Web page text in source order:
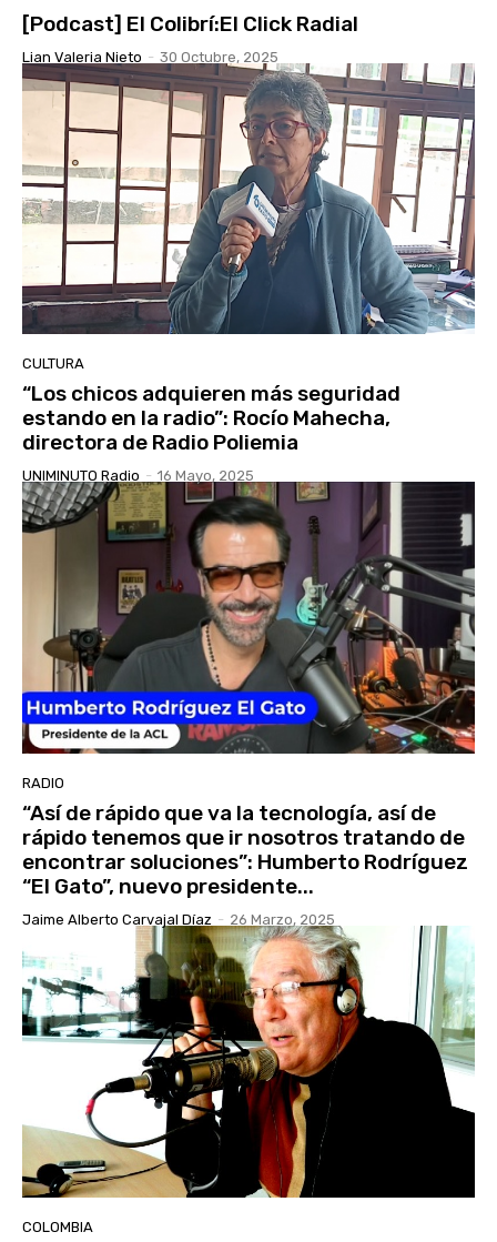
[Podcast] El Colibrí:El Click Radial
Lian Valeria Nieto - 30 Octubre, 2025
CULTURA
“Los chicos adquieren más seguridad
estando en la radio”: Rocío Mahecha,
directora de Radio Poliemia
UNIMINUTO Radio - 16 Mayo, 2025
RADIO
“Así de rápido que va la tecnología, así de
rápido tenemos que ir nosotros tratando de
encontrar soluciones”: Humberto Rodríguez
“El Gato”, nuevo presidente...
Jaime Alberto Carvajal Díaz - 26 Marzo, 2025
COLOMBIA